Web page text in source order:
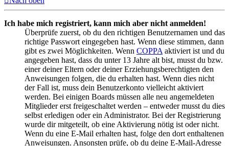
Ich habe mich registriert, kann mich aber nicht anmelden!
Überprüfe zuerst, ob du den richtigen Benutzernamen und das
richtige Passwort eingegeben hast. Wenn diese stimmen, dann
gibt es zwei Möglichkeiten. Wenn COPPA aktiviert ist und du
angegeben hast, dass du unter 13 Jahre alt bist, musst du bzw.
einer deiner Eltern oder deiner Erziehungsberechtigten den
Anweisungen folgen, die du erhalten hast. Wenn dies nicht
der Fall ist, muss dein Benutzerkonto vielleicht aktiviert
werden. Bei einigen Boards müssen alle neu angemeldeten
Mitglieder erst freigeschaltet werden – entweder musst du dies
selbst erledigen oder ein Administrator. Bei der Registrierung
wurde dir mitgeteilt, ob eine Aktivierung nötig ist oder nicht.
Wenn du eine E-Mail erhalten hast, folge den dort enthaltenen
Anweisungen. Ansonsten prüfe, ob du deine E-Mail-Adresse